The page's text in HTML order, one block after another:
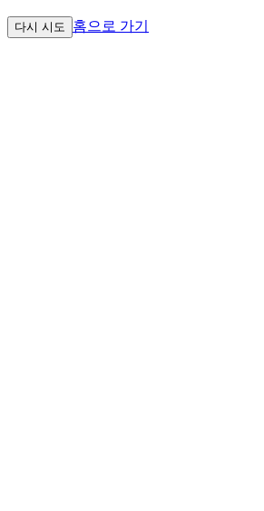
다시 시도 홈으로 가기